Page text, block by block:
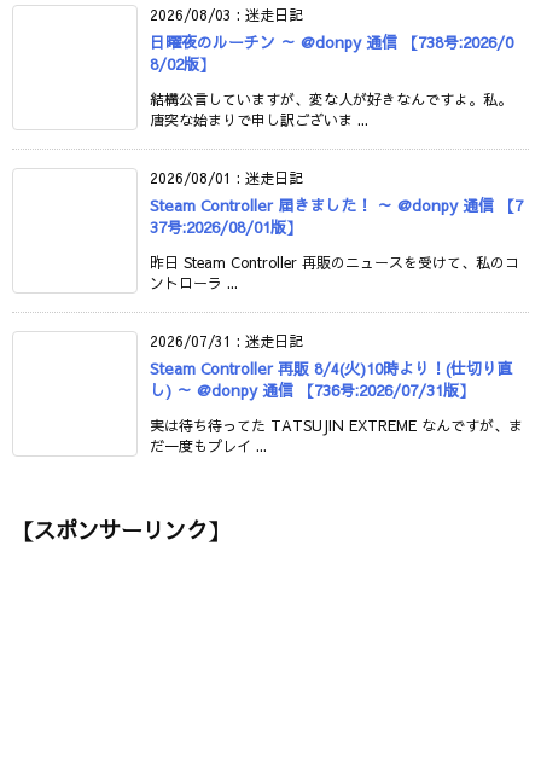
2026/08/03 : 迷走日記
日曜夜のルーチン ～ @donpy 通信 【738号:2026/0
8/02版】
結構公言していますが、変な人が好きなんですよ。私。
唐突な始まりで申し訳ございま ...
2026/08/01 : 迷走日記
Steam Controller 届きました！ ～ @donpy 通信 【7
37号:2026/08/01版】
昨日 Steam Controller 再販のニュースを受けて、私のコ
ントローラ ...
2026/07/31 : 迷走日記
Steam Controller 再販 8/4(火)10時より！(仕切り直
し) ～ @donpy 通信 【736号:2026/07/31版】
実は待ち待ってた TATSUJIN EXTREME なんですが、ま
だ一度もプレイ ...
【スポンサーリンク】